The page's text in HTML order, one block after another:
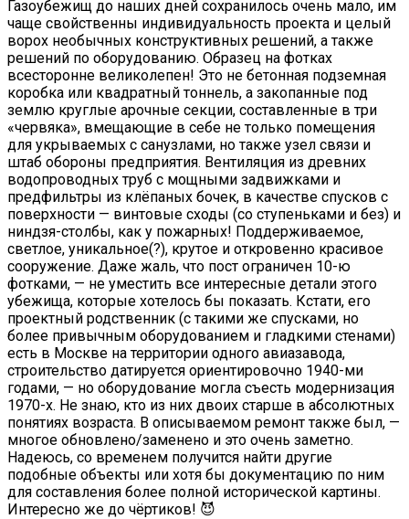
Газоубежищ до наших дней сохранилось очень мало, им
чаще свойственны индивидуальность проекта и целый
ворох необычных конструктивных решений, а также
решений по оборудованию. Образец на фотках
всесторонне великолепен! Это не бетонная подземная
коробка или квадратный тоннель, а закопанные под
землю круглые арочные секции, составленные в три
«червяка», вмещающие в себе не только помещения
для укрываемых с санузлами, но также узел связи и
штаб обороны предприятия. Вентиляция из древних
водопроводных труб с мощными задвижками и
предфильтры из клёпаных бочек, в качестве спусков с
поверхности — винтовые сходы (со ступеньками и без) и
ниндзя-столбы, как у пожарных! Поддерживаемое,
светлое, уникальное(?), крутое и откровенно красивое
сооружение. Даже жаль, что пост ограничен 10-ю
фотками, — не уместить все интересные детали этого
убежища, которые хотелось бы показать. Кстати, его
проектный родственник (с такими же спусками, но
более привычным оборудованием и гладкими стенами)
есть в Москве на территории одного авиазавода,
строительство датируется ориентировочно 1940-ми
годами, — но оборудование могла съесть модернизация
1970-х. Не знаю, кто из них двоих старше в абсолютных
понятиях возраста. В описываемом ремонт также был, —
многое обновлено/заменено и это очень заметно.
Надеюсь, со временем получится найти другие
подобные объекты или хотя бы документацию по ним
для составления более полной исторической картины.
Интересно же до чёртиков! 😈